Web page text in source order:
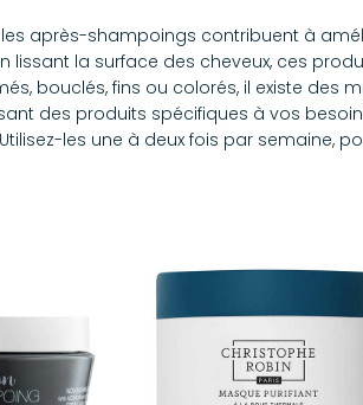
après-shampoings contribuent à
lissant la surface des cheveux, ces
bouclés, fins ou colorés, il existe
des produits spécifiques à vos
les une à deux fois par semaine,